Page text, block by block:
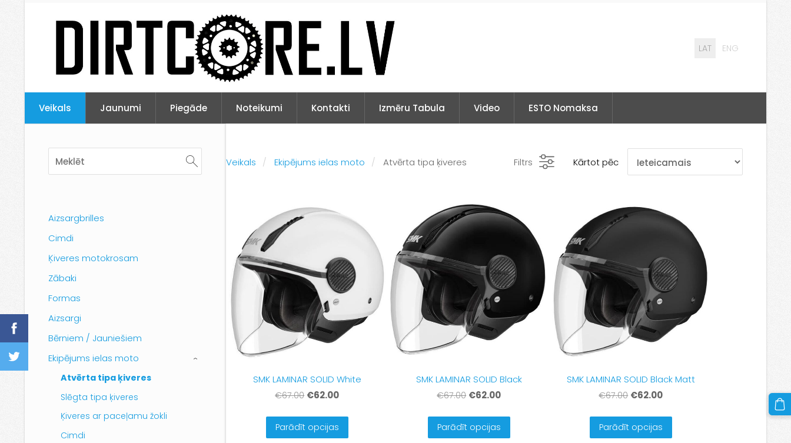
LAT ENG
Veikals Jaunumi Piegāde Noteikumi Kontakti Izmēru Tabula Video ESTO Nomaksa
Aizsargbrilles
Cimdi
Ķiveres motokrosam
Zābaki
Formas
Aizsargi
Bērniem / Jauniešiem
Ekipējums ielas moto
Atvērta tipa ķiveres
Slēgta tipa ķiveres
Ķiveres ar paceļamu žokli
Cimdi
›
Veikals Ekipējums ielas moto Atvērta tipa ķiveres Filtrs Kārtot pēc
SMK LAMINAR SOLID White
€67.00 €62.00
Parādīt opcijas
SMK LAMINAR SOLID Black
€67.00 €62.00
Parādīt opcijas
SMK LAMINAR SOLID Black Matt
€67.00 €62.00
Parādīt opcijas